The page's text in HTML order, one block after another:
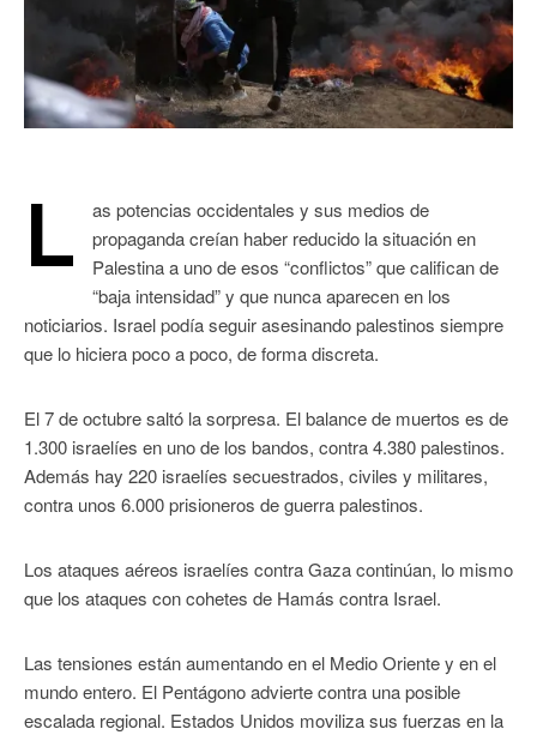
L
as potencias occidentales y sus medios de
propaganda creían haber reducido la situación en
Palestina a uno de esos “conflictos” que califican de
“baja intensidad” y que nunca aparecen en los
noticiarios. Israel podía seguir asesinando palestinos siempre
que lo hiciera poco a poco, de forma discreta.
El 7 de octubre saltó la sorpresa. El balance de muertos es de
1.300 israelíes en uno de los bandos, contra 4.380 palestinos.
Además hay 220 israelíes secuestrados, civiles y militares,
contra unos 6.000 prisioneros de guerra palestinos.
Los ataques aéreos israelíes contra Gaza continúan, lo mismo
que los ataques con cohetes de Hamás contra Israel.
Las tensiones están aumentando en el Medio Oriente y en el
mundo entero. El Pentágono advierte contra una posible
escalada regional. Estados Unidos moviliza sus fuerzas en la